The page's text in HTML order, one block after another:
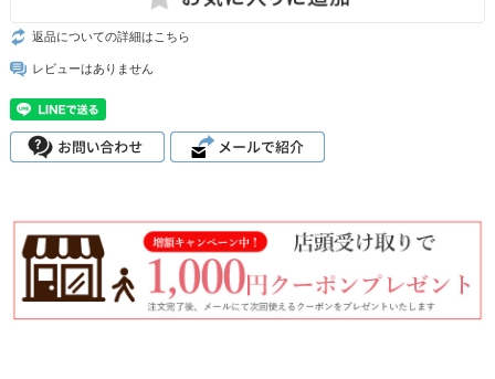
返品についての詳細はこちら
レビューはありません